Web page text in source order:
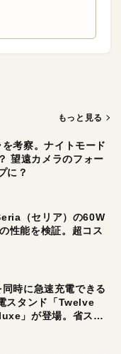
もっと見る
考察。ナイトモード
望遠カメラのフォー
に？
（セリア）の60W
性能を検証。超コス
時に急速充電できる
スタンド「Twelve
」が登場。省スペ
したい人にオスス